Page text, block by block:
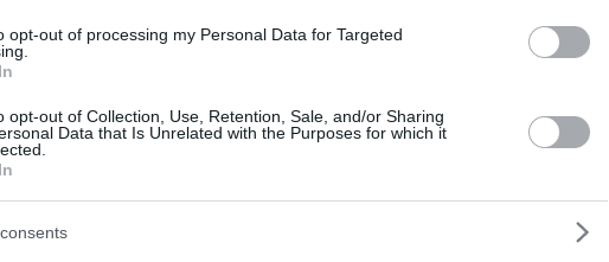
opt-out of processing my Personal Data for Targeted
opt-out of Collection, Use, Retention, Sale, and/or Sharing
Data that Is Unrelated with the Purposes for which it
ήταν οιΦίλιππος Τίγκαςκαι
από 12 πόντους ο καθένας, ενώ ο
στον Γ’ Όμιλο του
Βοσνία/Ερζεγοβίνη